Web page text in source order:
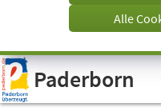
Visuelle
Assistenzsoftware
öffnen.
Alle
Paderborn